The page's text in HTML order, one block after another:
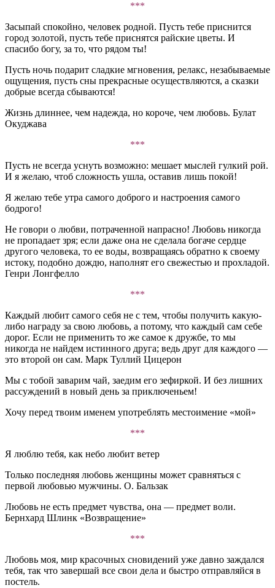
***
Засыпай спокойно, человек родной. Пусть тебе приснится
город золотой, пусть тебе приснятся райские цветы. И
спасибо богу, за то, что рядом ты!
Пусть ночь подарит сладкие мгновения, релакс, незабываемые
ощущения, пусть сны прекрасные осуществляются, а сказки
добрые всегда сбываются!
Жизнь длиннее, чем надежда, но короче, чем любовь. Булат
Окуджава
***
Пусть не всегда уснуть возможно: мешает мыслей гулкий рой.
И я желаю, чтоб сложность ушла, оставив лишь покой!
Я желаю тебе утра самого доброго и настроения самого
бодрого!
Не говори о любви, потраченной напрасно! Любовь никогда
не пропадает зря; если даже она не сделала богаче сердце
другого человека, то ее воды, возвращаясь обратно к своему
истоку, подобно дождю, наполнят его свежестью и прохладой.
Генри Лонгфелло
***
Каждый любит самого себя не с тем, чтобы получить какую-
либо награду за свою любовь, а потому, что каждый сам себе
дорог. Если не применить то же самое к дружбе, то мы
никогда не найдем истинного друга; ведь друг для каждого —
это второй он сам. Марк Туллий Цицерон
Мы с тобой заварим чай, заедим его зефиркой. И без лишних
рассуждений в новый день за приключеньем!
Хочу перед твоим именем употреблять местоимение «мой»
***
Я люблю тебя, как небо любит ветер
Только последняя любовь женщины может сравняться с
первой любовью мужчины. О. Бальзак
Любовь не есть предмет чувства, она — предмет воли.
Бернхард Шлинк «Возвращение»
***
Любовь моя, мир красочных сновидений уже давно заждался
тебя, так что завершай все свои дела и быстро отправляйся в
постель.